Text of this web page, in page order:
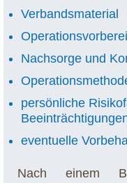
Verbandsmaterial
Nachsorge und
persönliche
eventuelle
Nach einem